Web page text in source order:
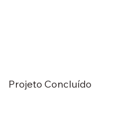
Projeto Concluído